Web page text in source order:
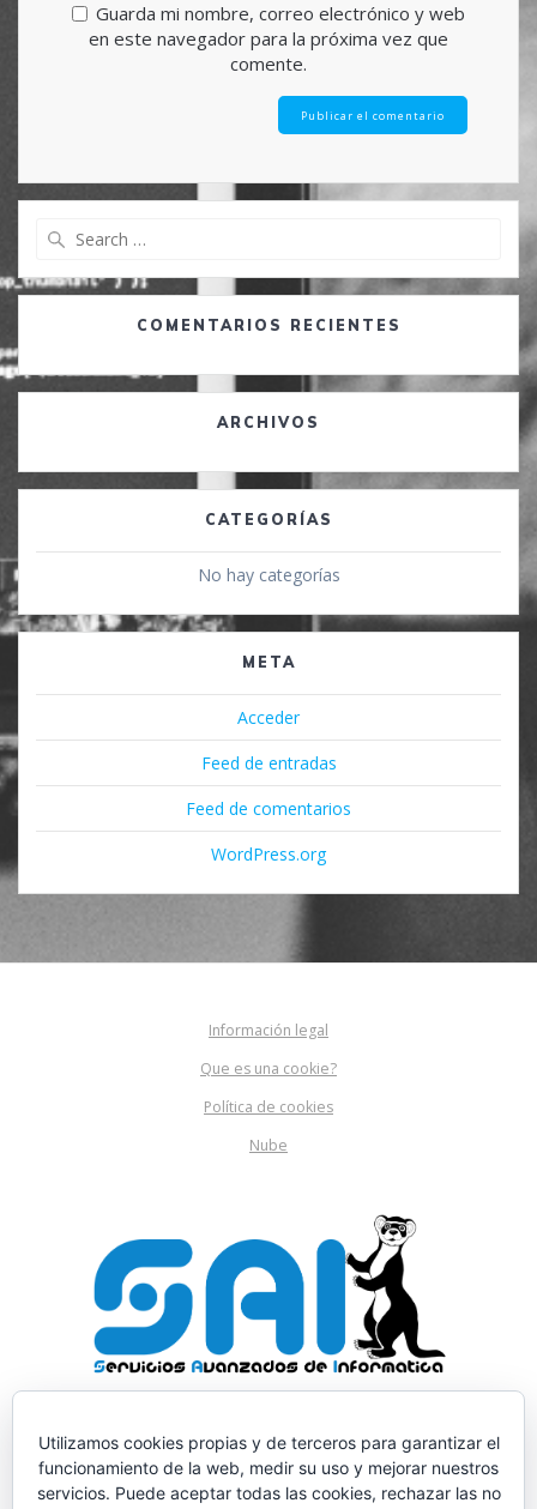
Guarda mi nombre, correo electrónico y web
en este navegador para la próxima vez que
comente.
COMENTARIOS RECIENTES
ARCHIVOS
CATEGORÍAS
No hay categorías
META
Acceder
Feed de entradas
Feed de comentarios
WordPress.org
Información legal
Que es una cookie?
Política de cookies
Nube
Utilizamos cookies propias y de terceros para garantizar el
funcionamiento de la web, medir su uso y mejorar nuestros
servicios. Puede aceptar todas las cookies, rechazar las no